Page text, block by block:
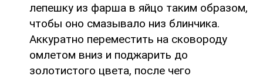
лепешку из фарша в яйцо таким образом,
чтобы оно смазывало низ блинчика.
Аккуратно переместить на сковороду
омлетом вниз и поджарить до
золотистого цвета, после чего